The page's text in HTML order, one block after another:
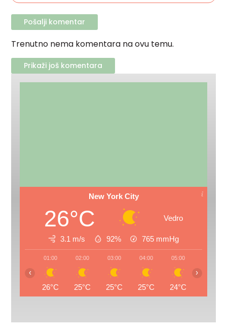
Trenutno nema komentara na ovu temu.
Prikaži još komentara
New York City
26°C Vedro
3.1 m/s 92% 765 mmHg
01:00
26°C
02:00
25°C
03:00
25°C
04:00
25°C
05:00
24°C
‹ ›